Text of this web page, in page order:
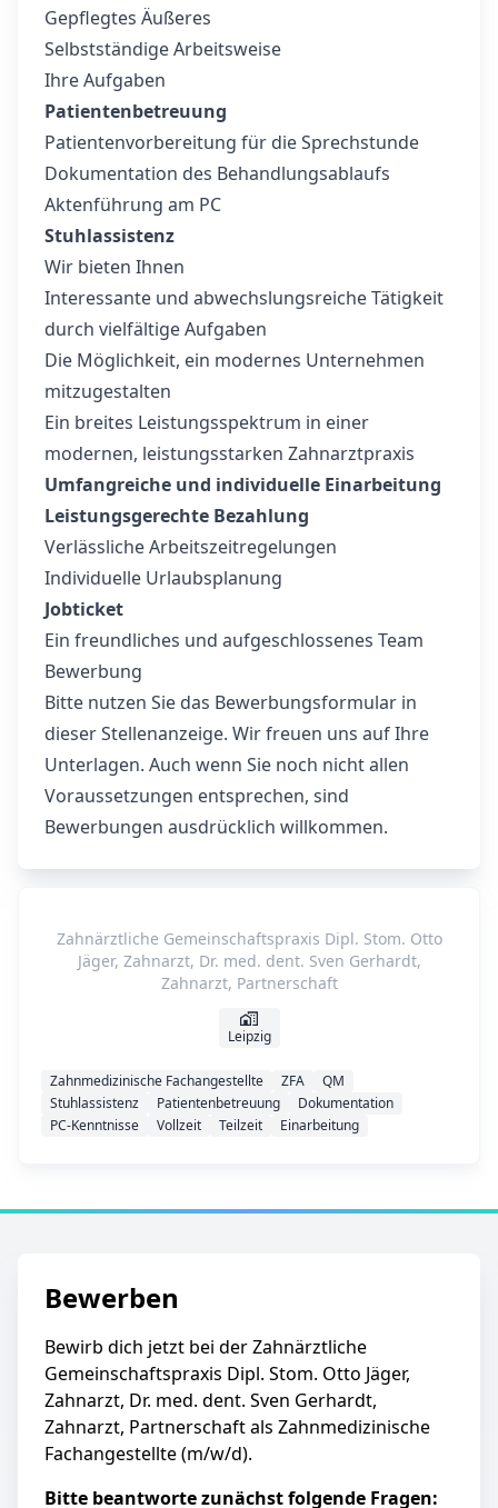
Gepflegtes Äußeres
Selbstständige Arbeitsweise
Ihre Aufgaben
Patientenbetreuung
Patientenvorbereitung für die Sprechstunde
Dokumentation des Behandlungsablaufs
Aktenführung am PC
Stuhlassistenz
Wir bieten Ihnen
Interessante und abwechslungsreiche Tätigkeit
durch vielfältige Aufgaben
Die Möglichkeit, ein modernes Unternehmen
mitzugestalten
Ein breites Leistungsspektrum in einer
modernen, leistungsstarken Zahnarztpraxis
Umfangreiche und individuelle Einarbeitung
Leistungsgerechte Bezahlung
Verlässliche Arbeitszeitregelungen
Individuelle Urlaubsplanung
Jobticket
Ein freundliches und aufgeschlossenes Team
Bewerbung
Bitte nutzen Sie das Bewerbungsformular in
dieser Stellenanzeige. Wir freuen uns auf Ihre
Unterlagen. Auch wenn Sie noch nicht allen
Voraussetzungen entsprechen, sind
Bewerbungen ausdrücklich willkommen.
Zahnärztliche Gemeinschaftspraxis Dipl. Stom. Otto
Jäger, Zahnarzt, Dr. med. dent. Sven Gerhardt,
Zahnarzt, Partnerschaft
Leipzig
Zahnmedizinische Fachangestellte ZFA
QM
Stuhlassistenz
Patientenbetreuung
Dokumentation
PC-Kenntnisse
Vollzeit Teilzeit Einarbeitung
Bewerben
Bewirb dich jetzt bei der Zahnärztliche
Gemeinschaftspraxis Dipl. Stom. Otto Jäger,
Zahnarzt, Dr. med. dent. Sven Gerhardt,
Zahnarzt, Partnerschaft als Zahnmedizinische
Fachangestellte (m/w/d).
Bitte beantworte zunächst folgende Fragen: